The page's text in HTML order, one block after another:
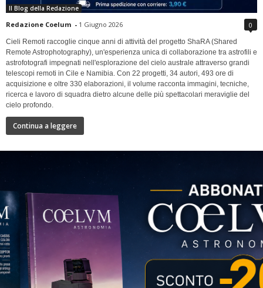
Il Blog della Redazione
Redazione Coelum - 1 Giugno 2026 0
Cieli Remoti raccoglie cinque anni di attività del progetto ShaRA (Shared
Remote Astrophotography), un'esperienza unica di collaborazione tra astrofili e
astrofotografi impegnati nell'esplorazione del cielo australe attraverso grandi
telescopi remoti in Cile e Namibia. Con 22 progetti, 34 autori, 493 ore di
acquisizione e oltre 330 elaborazioni, il volume racconta immagini, tecniche,
ricerca e lavoro di squadra dietro alcune delle più spettacolari meraviglie del
cielo profondo.
Continua a leggere